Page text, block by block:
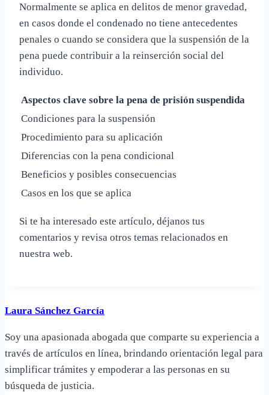
Normalmente se aplica en delitos de menor gravedad,
en casos donde el condenado no tiene antecedentes
penales o cuando se considera que la suspensión de la
pena puede contribuir a la reinserción social del
individuo.
Aspectos clave sobre la pena de prisión suspendida
Condiciones para la suspensión
Procedimiento para su aplicación
Diferencias con la pena condicional
Beneficios y posibles consecuencias
Casos en los que se aplica
Si te ha interesado este artículo, déjanos tus
comentarios y revisa otros temas relacionados en
nuestra web.
Laura Sánchez García
Soy una apasionada abogada que comparte su experiencia a
través de artículos en línea, brindando orientación legal para
simplificar trámites y empoderar a las personas en su
búsqueda de justicia.